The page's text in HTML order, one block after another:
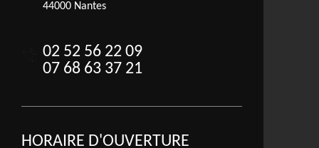
44000 Nantes
02 52 56 22 09
07 68 63 37 21
HORAIRE D'OUVERTURE